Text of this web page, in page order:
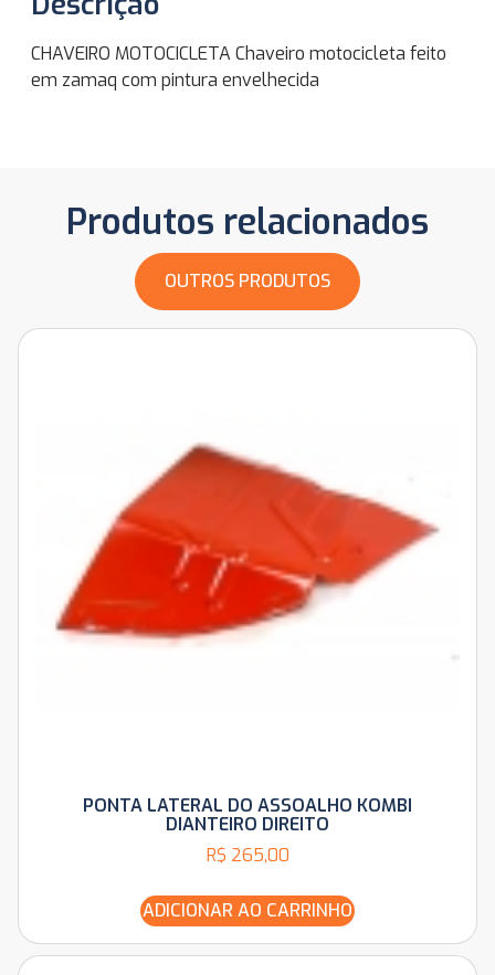
CHAVEIRO MOTOCICLETA Chaveiro motocicleta feito
em zamaq com pintura envelhecida
Produtos relacionados
OUTROS PRODUTOS
PONTA LATERAL DO ASSOALHO KOMBI
DIANTEIRO DIREITO
R$ 265,00
ADICIONAR AO CARRINHO